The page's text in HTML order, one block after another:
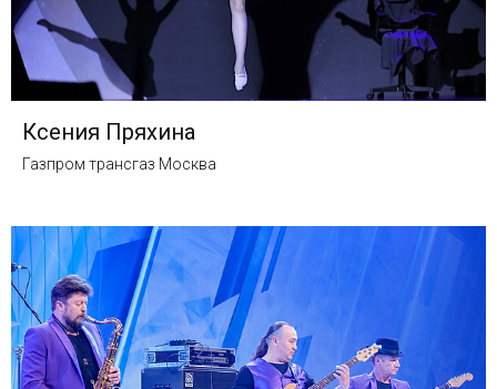
Ксения Пряхина
Газпром трансгаз Москва